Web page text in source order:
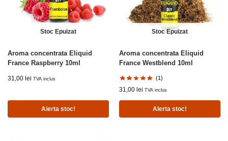
Stoc Epuizat
Aroma concentrata Eliquid
France Raspberry 10ml
31,00 lei TVA inclus
Alerta stoc!
Stoc Epuizat
Aroma concentrata Eliquid
France Westblend 10ml
(1)
31,00 lei TVA inclus
Alerta stoc!